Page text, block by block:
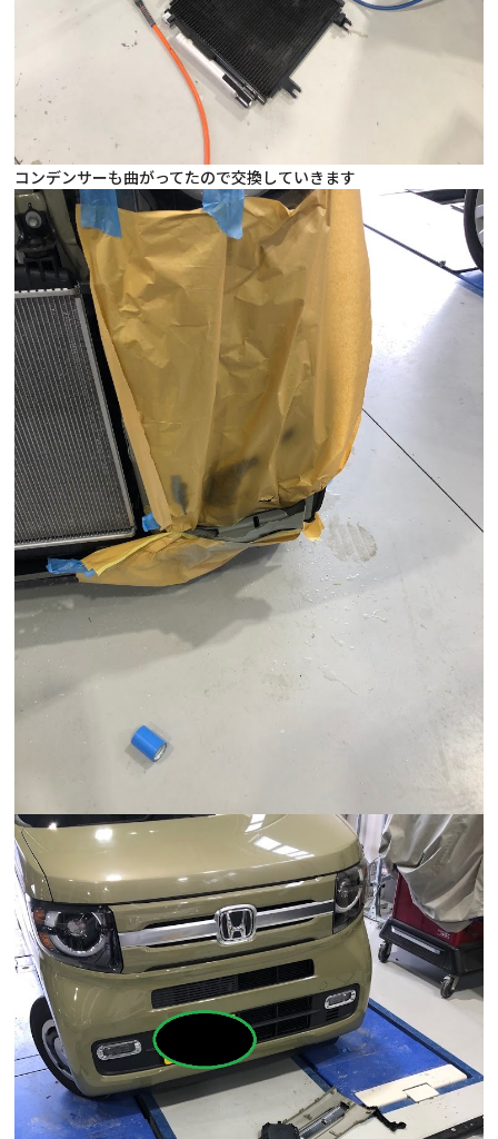
コンデンサーも曲がってたので交換していきます